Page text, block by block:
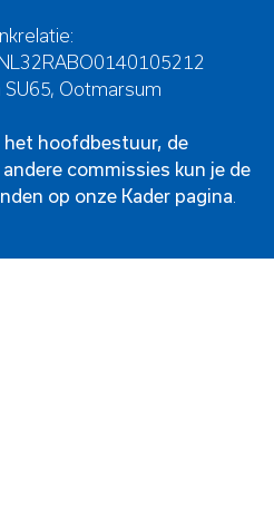
Ootmarsum
het hoofdbestuur, de
commissies kun je de
op onze Kader pagina